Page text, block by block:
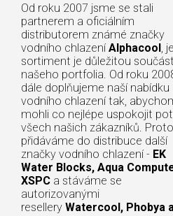
Od roku 2007 jsme se stali
partnerem a oficiálním
distributorem známé značky
vodního chlazení Alphacool,
sortiment je důležitou
našeho portfolia. Od roku
dále doplňujeme naší nabídku
vodního chlazení tak,
mohli co nejlépe uspokojit
všech našich zákazníků. Proto
přidáváme do distribuce další
značky vodního chlazení - EK
Water Blocks, Aqua
XSPC a stáváme se
autorizovanými
resellery Watercool, Phobya